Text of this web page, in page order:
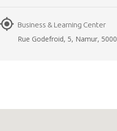
Business & Learning Center
Rue Godefroid, 5, Namur, 5000